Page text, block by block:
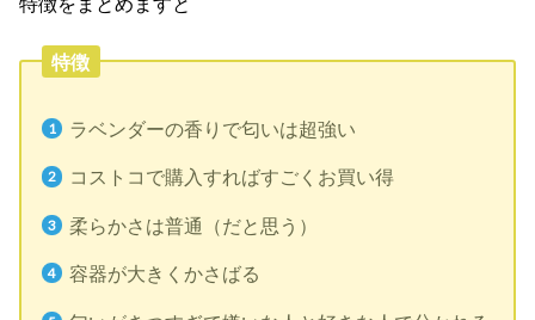
特徴
ラベンダーの香りで匂いは超強い
コストコで購入すればすごくお買い得
柔らかさは普通（だと思う）
容器が大きくかさばる